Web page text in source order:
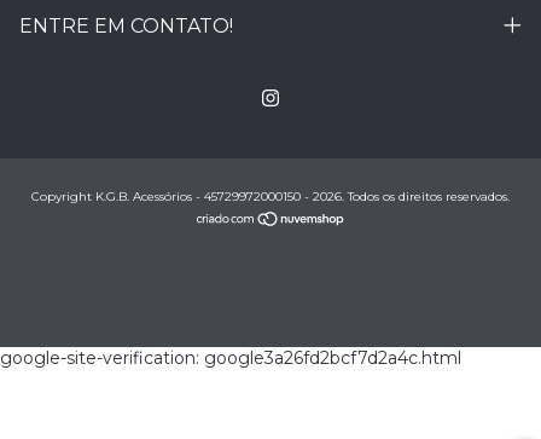
ENTRE EM CONTATO!
Copyright K.G.B. Acessórios - 45729972000150 - 2026. Todos os direitos reservados.
google-site-verification: google3a26fd2bcf7d2a4c.html